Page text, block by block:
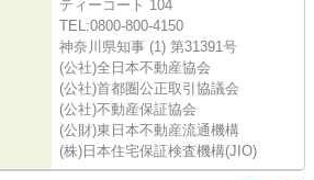
ティーコート 104
TEL:0800-800-4150
神奈川県知事 (1) 第31391号
(公社)全日本不動産協会
(公社)首都圏公正取引協議会
(公社)不動産保証協会
(公財)東日本不動産流通機構
(株)日本住宅保証検査機構(JIO)